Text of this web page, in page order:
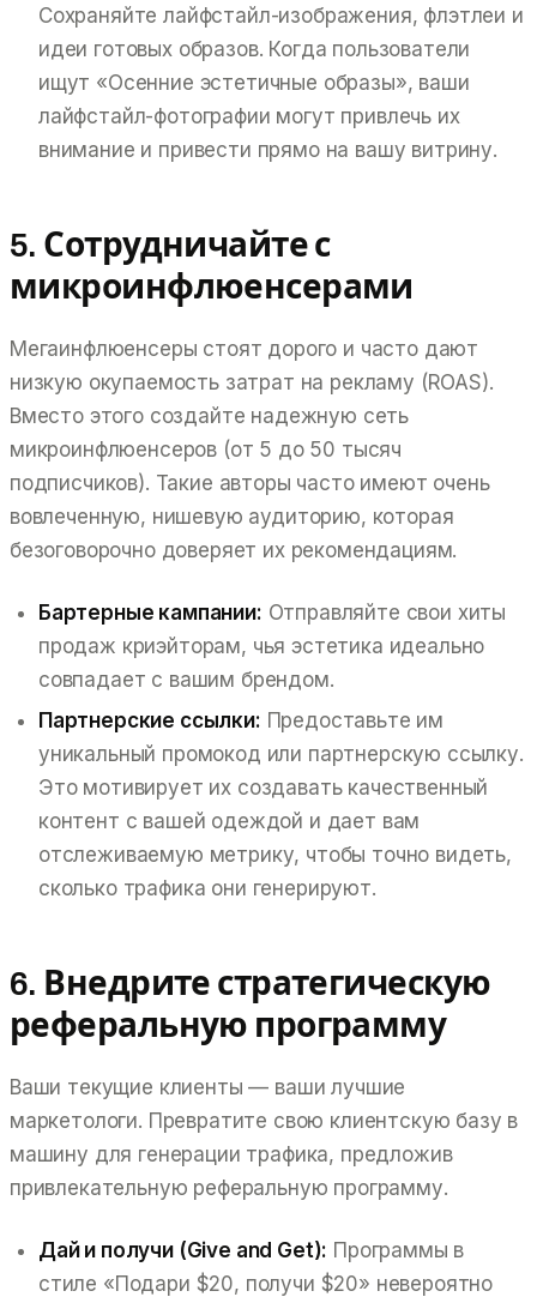
Сохраняйте лайфстайл-изображения, флэтлеи и
идеи готовых образов. Когда пользователи
ищут «Осенние эстетичные образы», ваши
лайфстайл-фотографии могут привлечь их
внимание и привести прямо на вашу витрину.
5. Сотрудничайте с
микроинфлюенсерами
Мегаинфлюенсеры стоят дорого и часто дают
низкую окупаемость затрат на рекламу (ROAS).
Вместо этого создайте надежную сеть
микроинфлюенсеров (от 5 до 50 тысяч
подписчиков). Такие авторы часто имеют очень
вовлеченную, нишевую аудиторию, которая
безоговорочно доверяет их рекомендациям.
Бартерные кампании: Отправляйте свои хиты
продаж криэйторам, чья эстетика идеально
совпадает с вашим брендом.
Партнерские ссылки: Предоставьте им
уникальный промокод или партнерскую ссылку.
Это мотивирует их создавать качественный
контент с вашей одеждой и дает вам
отслеживаемую метрику, чтобы точно видеть,
сколько трафика они генерируют.
6. Внедрите стратегическую
реферальную программу
Ваши текущие клиенты — ваши лучшие
маркетологи. Превратите свою клиентскую базу в
машину для генерации трафика, предложив
привлекательную реферальную программу.
Дай и получи (Give and Get): Программы в
стиле «Подари $20, получи $20» невероятно